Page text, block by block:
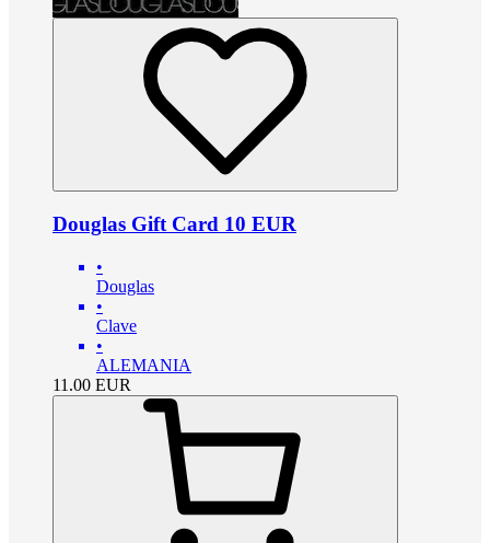
Douglas Gift Card 10 EUR
•
Douglas
•
Clave
•
ALEMANIA
11.00 EUR